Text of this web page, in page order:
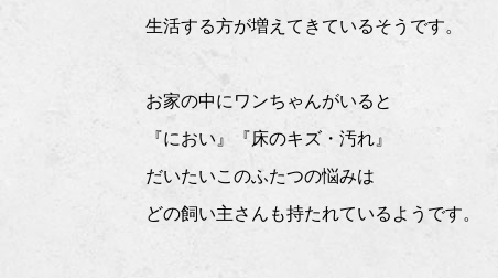
生活する方が増えてきているそうです。
お家の中にワンちゃんがいると
『におい』『床のキズ・汚れ』
だいたいこのふたつの悩みは
どの飼い主さんも持たれているようです。